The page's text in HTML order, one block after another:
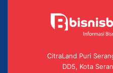
CitraLand Puri
DD5, Kota